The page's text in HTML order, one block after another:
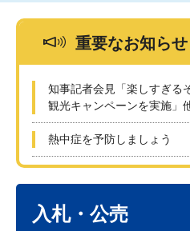
重要なお知らせ
知事記者会見「楽しすぎる
観光キャンペーンを実施」
熱中症を予防しましょう
入札・公売